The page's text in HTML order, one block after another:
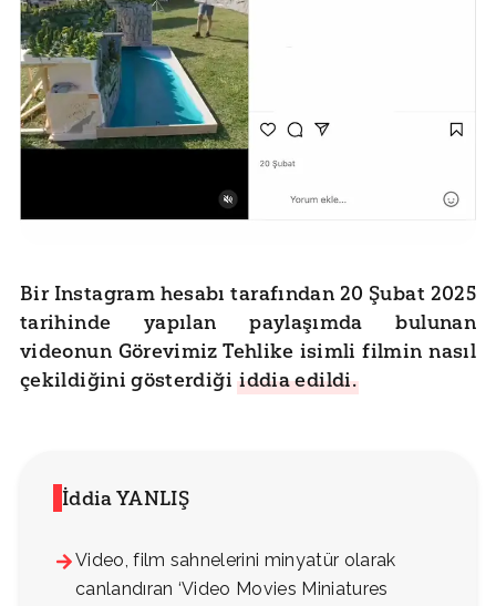
Bir Instagram hesabı tarafından 20 Şubat 2025
tarihinde yapılan paylaşımda bulunan
videonun Görevimiz Tehlike isimli filmin nasıl
çekildiğini gösterdiğiiddia edildi.
İddia YANLIŞ
Video, film sahnelerini minyatür olarak
canlandıran ‘Video Movies Miniatures